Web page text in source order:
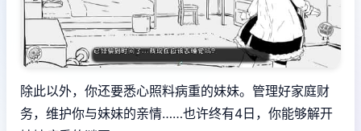
除此以外，你还要悉心照料病重的妹妹。管理好家庭财
务，维护你与妹妹的亲情……也许终有4日，你能够解开